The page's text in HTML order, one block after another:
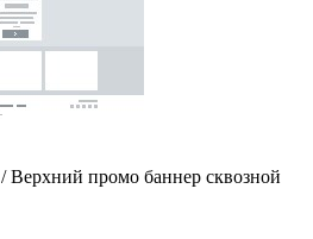
/ Верхний промо баннер сквозной